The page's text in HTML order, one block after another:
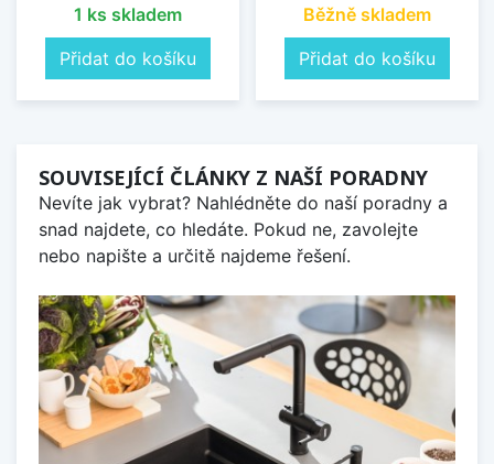
1 ks skladem
Přidat do košíku
Běžně skladem
Přidat do košíku
SOUVISEJÍCÍ ČLÁNKY Z NAŠÍ PORADNY
Nevíte jak vybrat? Nahlédněte do naší poradny a
snad najdete, co hledáte. Pokud ne, zavolejte
nebo napište a určitě najdeme řešení.